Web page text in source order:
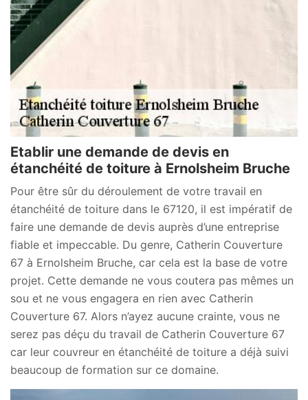
Etablir une demande de devis en
étanchéité de toiture à Ernolsheim Bruche
Pour être sûr du déroulement de votre travail en
étanchéité de toiture dans le 67120, il est impératif de
faire une demande de devis auprès d’une entreprise
fiable et impeccable. Du genre, Catherin Couverture
67 à Ernolsheim Bruche, car cela est la base de votre
projet. Cette demande ne vous coutera pas mêmes un
sou et ne vous engagera en rien avec Catherin
Couverture 67. Alors n’ayez aucune crainte, vous ne
serez pas déçu du travail de Catherin Couverture 67
car leur couvreur en étanchéité de toiture a déjà suivi
beaucoup de formation sur ce domaine.